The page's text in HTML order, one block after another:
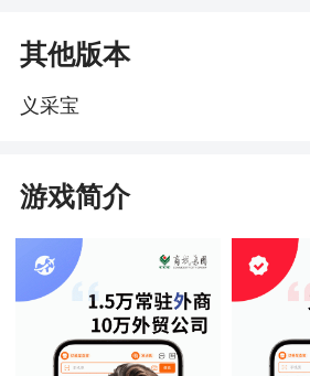
其他版本
义采宝
游戏简介